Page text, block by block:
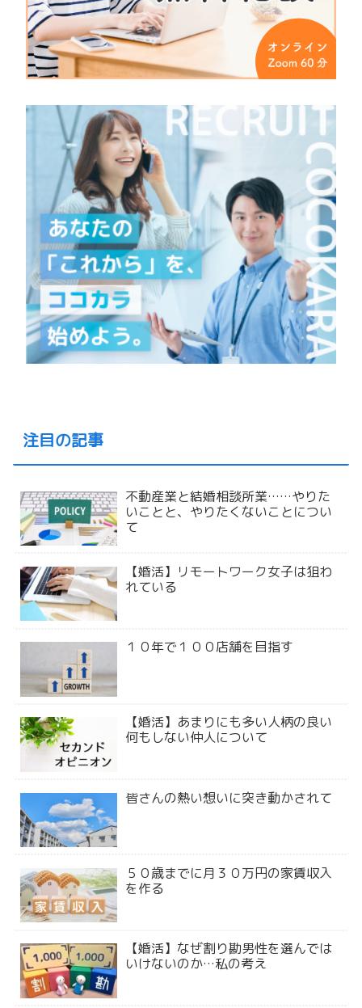
注目の記事
不動産業と結婚相談所業……やりた
いことと、やりたくないことについ
て
【婚活】リモートワーク女子は狙わ
れている
１０年で１００店舗を目指す
【婚活】あまりにも多い人柄の良い
何もしない仲人について
皆さんの熱い想いに突き動かされて
５０歳までに月３０万円の家賃収入
を作る
【婚活】なぜ割り勘男性を選んでは
いけないのか…私の考え